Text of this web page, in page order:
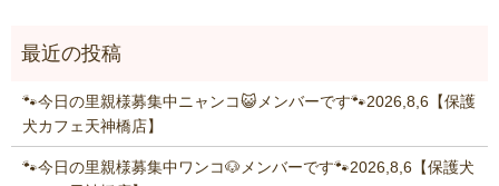
🐾今日の里親様募集中ニャンコ😺メンバーです🐾2026,8,6【保護
犬カフェ天神橋店】
🐾今日の里親様募集中ワンコ🐶メンバーです🐾2026,8,6【保護犬